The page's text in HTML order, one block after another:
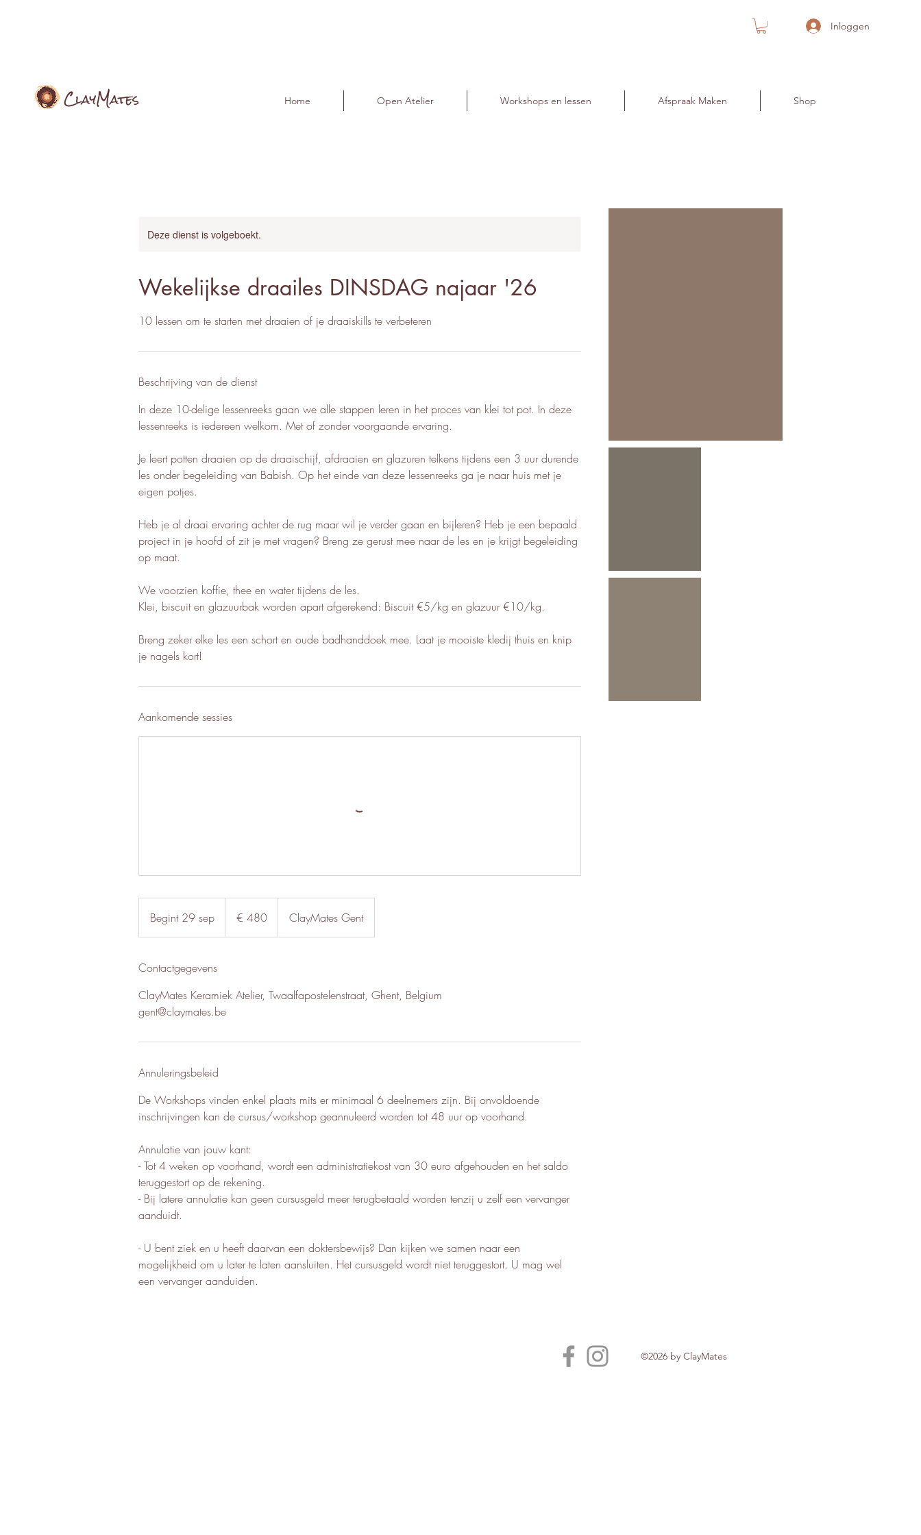
Inloggen
Home Open Atelier Workshops en lessen Afspraak Maken Shop
Deze dienst is volgeboekt.
Wekelijkse draailes DINSDAG najaar '26
10 lessen om te starten met draaien of je draaiskills te verbeteren
Beschrijving van de dienst
In deze 10-delige lessenreeks gaan we alle stappen leren in het proces van klei tot pot. In deze
lessenreeks is iedereen welkom. Met of zonder voorgaande ervaring.
Je leert potten draaien op de draaischijf, afdraaien en glazuren telkens tijdens een 3 uur durende
les onder begeleiding van Babish. Op het einde van deze lessenreeks ga je naar huis met je
eigen potjes.
Heb je al draai ervaring achter de rug maar wil je verder gaan en bijleren? Heb je een bepaald
project in je hoofd of zit je met vragen? Breng ze gerust mee naar de les en je krijgt begeleiding
op maat.
We voorzien koffie, thee en water tijdens de les.
Klei, biscuit en glazuurbak worden apart afgerekend: Biscuit €5/kg en glazuur €10/kg.
Breng zeker elke les een schort en oude badhanddoek mee. Laat je mooiste kledij thuis en knip
je nagels kort!
Aankomende sessies
Begint 29 sep
e
i
t
2
e
€ 480 ClayMates Gent
Contactgegevens
ClayMates Keramiek Atelier, Twaalfapostelenstraat, Ghent, Belgium
gent@claymates.be
Annuleringsbeleid
De Workshops vinden enkel plaats mits er minimaal 6 deelnemers zijn. Bij onvoldoende
inschrijvingen kan de cursus/workshop geannuleerd worden tot 48 uur op voorhand.
Annulatie van jouw kant:
- Tot 4 weken op voorhand, wordt een administratiekost van 30 euro afgehouden en het saldo
teruggestort op de rekening.
- Bij latere annulatie kan geen cursusgeld meer terugbetaald worden tenzij u zelf een vervanger
aanduidt.
- U bent ziek en u heeft daarvan een doktersbewijs? Dan kijken we samen naar een
mogelijkheid om u later te laten aansluiten. Het cursusgeld wordt niet teruggestort. U mag wel
een vervanger aanduiden.
©2026 by ClayMates